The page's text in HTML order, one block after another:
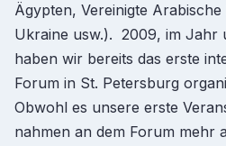
Ägypten, Vereinigte
Ukraine usw.). 2009, im Jahr
haben wir bereits das erste
Forum in St. Petersburg
Obwohl es unsere erste
nahmen an dem Forum mehr